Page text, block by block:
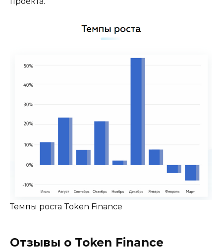
Темпы роста Token Finance
Отзывы о Token Finance